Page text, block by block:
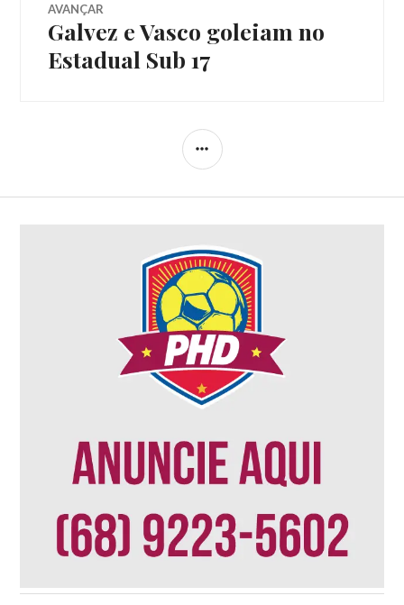
AVANÇAR
Galvez e Vasco goleiam no
Estadual Sub 17